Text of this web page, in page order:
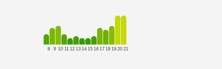
8 9 10 11 12 13 14 15 16 17 18 19 20 21